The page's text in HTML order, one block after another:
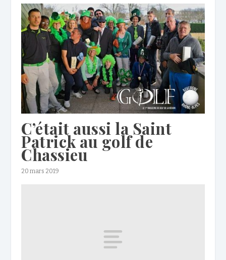
C’était aussi la Saint
Patrick au golf de
Chassieu
20 mars 2019